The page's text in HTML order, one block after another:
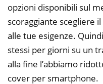
opzioni disponibili sul
scoraggiante scegliere
alle tue esigenze.
stessi per giorni su un
alla fine l’abbiamo
cover per smartphone.